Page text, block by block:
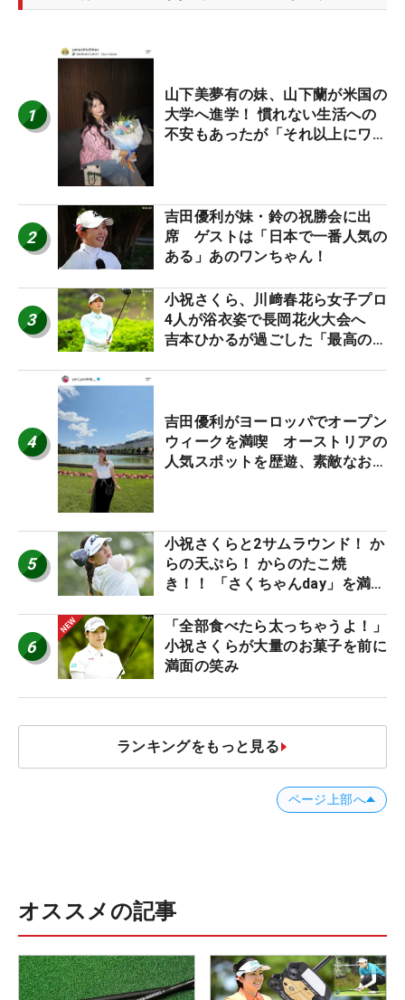
1
山下美夢有の妹、山下蘭が米国の
大学へ進学！ 慣れない生活への
不安もあったが「それ以上にワク
2
吉田優利が妹・鈴の祝勝会に出
席 ゲストは「日本で一番人気の
ある」あのワンちゃん！
3
小祝さくら、川﨑春花ら女子プロ
4人が浴衣姿で長岡花火大会へ
吉本ひかるが過ごした「最高の夏
4
吉田優利がヨーロッパでオープン
ウィークを満喫 オーストリアの
人気スポットを歴遊、素敵なお土
5
小祝さくらと2サムラウンド！ か
らの天ぷら！ からのたこ焼
き！！ 「さくちゃんday」を満喫
6
「全部食べたら太っちゃうよ！」
小祝さくらが大量のお菓子を前に
満面の笑み
ランキングをもっと見る
ページ上部へ
オススメの記事